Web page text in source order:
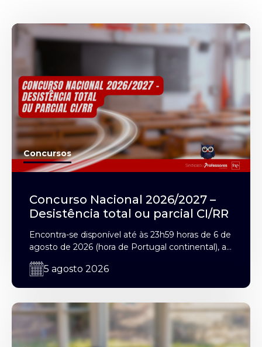
Concursos
Concurso Nacional 2026/2027 –
Desistência total ou parcial CI/RR
Encontra-se disponível até às 23h59 horas de 6 de
agosto de 2026 (hora de Portugal continental), a...
5 agosto 2026